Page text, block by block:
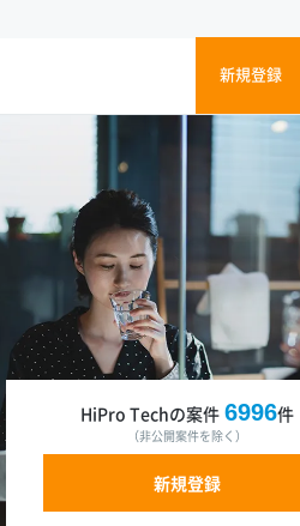
新規登録
HiPro Techの案件 6996件
（非公開案件を除く）
新規登録